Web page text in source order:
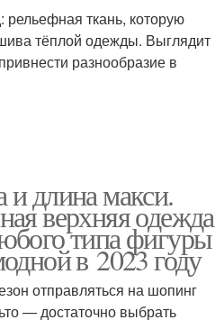
ткань, которую
тёплой одежды. Выглядит
разнообразие в
и длина макси.
верхняя одежда
типа фигуры
в 2023 году
отправляться на шопинг
— достаточно выбрать